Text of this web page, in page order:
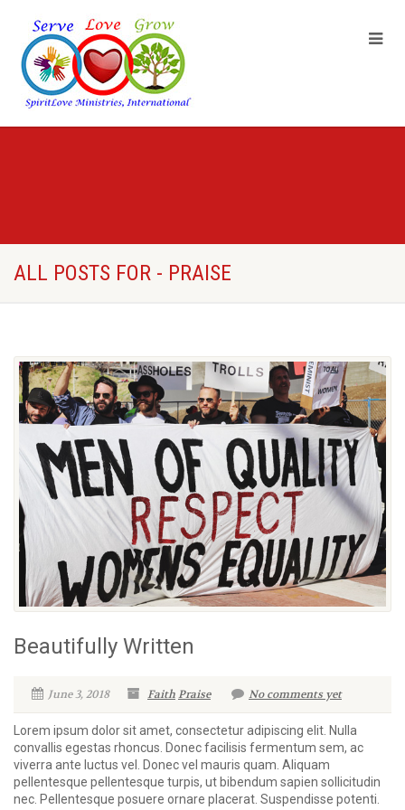
ALL POSTS FOR - PRAISE
Beautifully Written
June 3, 2018 FaithPraise No comments yet
Lorem ipsum dolor sit amet, consectetur adipiscing elit. Nulla
convallis egestas rhoncus. Donec facilisis fermentum sem, ac
viverra ante luctus vel. Donec vel mauris quam. Aliquam
pellentesque pellentesque turpis, ut bibendum sapien sollicitudin
nec. Pellentesque posuere ornare placerat. Suspendisse potenti.